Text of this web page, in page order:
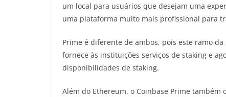
um local para usuários que desejam uma
uma plataforma muito mais profissional para
Prime é diferente de ambos, pois este ramo
fornece às instituições serviços de staking e
disponibilidades de staking.
Além do Ethereum, o Coinbase Prime